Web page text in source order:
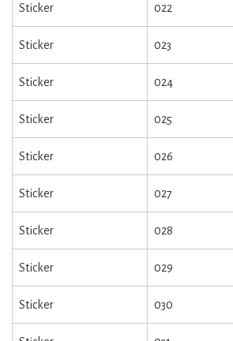
Sticker 022
Sticker 023
Sticker 024
Sticker 025
Sticker 026
Sticker 027
Sticker 028
Sticker 029
Sticker 030